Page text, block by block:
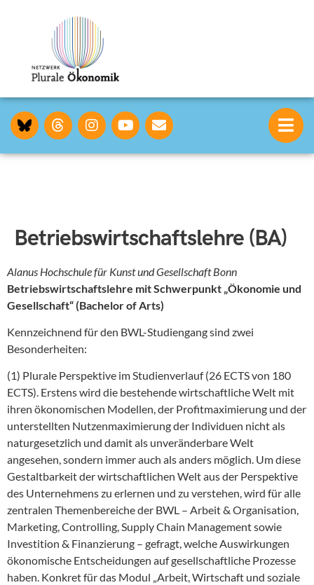
Betriebswirtschaftslehre (BA)
Alanus Hochschule für Kunst und Gesellschaft Bonn
Betriebswirtschaftslehre mit Schwerpunkt „Ökonomie und
Gesellschaft“ (Bachelor of Arts)
Kennzeichnend für den BWL-Studiengang sind zwei
Besonderheiten:
(1) Plurale Perspektive im Studienverlauf (26 ECTS von 180
ECTS). Erstens wird die bestehende wirtschaftliche Welt mit
ihren ökonomischen Modellen, der Profitmaximierung und der
unterstellten Nutzenmaximierung der Individuen nicht als
naturgesetzlich und damit als unveränderbare Welt
angesehen, sondern immer auch als anders möglich. Um diese
Gestaltbarkeit der wirtschaftlichen Welt aus der Perspektive
des Unternehmens zu erlernen und zu verstehen, wird für alle
zentralen Themenbereiche der BWL – Arbeit & Organisation,
Marketing, Controlling, Supply Chain Management sowie
Investition & Finanzierung – gefragt, welche Auswirkungen
ökonomische Entscheidungen auf gesellschaftliche Prozesse
haben. Konkret für das Modul „Arbeit, Wirtschaft und soziale